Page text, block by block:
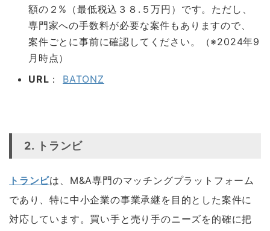
額の２%（最低税込３８.５万円）です。ただし、
専門家への手数料が必要な案件もありますので、
案件ごとに事前に確認してください。（※2024年9
月時点）
URL ： BATONZ
2. トランビ
トランビは、M&A専門のマッチングプラットフォーム
であり、特に中小企業の事業承継を目的とした案件に
対応しています。買い手と売り手のニーズを的確に把